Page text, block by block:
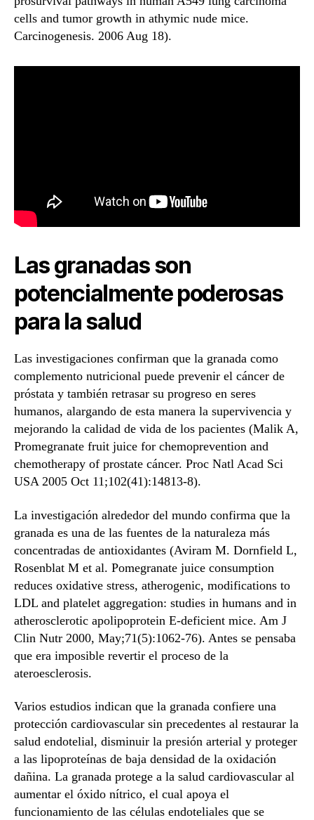
cells and tumor growth in athymic nude mice.
Carcinogenesis. 2006 Aug 18).
Las granadas son
potencialmente poderosas
para la salud
Las investigaciones confirman que la granada como
complemento nutricional puede prevenir el cáncer de
próstata y también retrasar su progreso en seres
humanos, alargando de esta manera la supervivencia y
mejorando la calidad de vida de los pacientes (Malik A,
Promegranate fruit juice for chemoprevention and
chemotherapy of prostate cáncer. Proc Natl Acad Sci
USA 2005 Oct 11;102(41):14813-8).
La investigación alrededor del mundo confirma que la
granada es una de las fuentes de la naturaleza más
concentradas de antioxidantes (Aviram M. Dornfield L,
Rosenblat M et al. Pomegranate juice consumption
reduces oxidative stress, atherogenic, modifications to
LDL and platelet aggregation: studies in humans and in
atherosclerotic apolipoprotein E-deficient mice. Am J
Clin Nutr 2000, May;71(5):1062-76). Antes se pensaba
que era imposible revertir el proceso de la
ateroesclerosis.
Varios estudios indican que la granada confiere una
protección cardiovascular sin precedentes al restaurar la
salud endotelial, disminuir la presión arterial y proteger
a las lipoproteínas de baja densidad de la oxidación
dañina. La granada protege a la salud cardiovascular al
aumentar el óxido nítrico, el cual apoya el
funcionamiento de las células endoteliales que se